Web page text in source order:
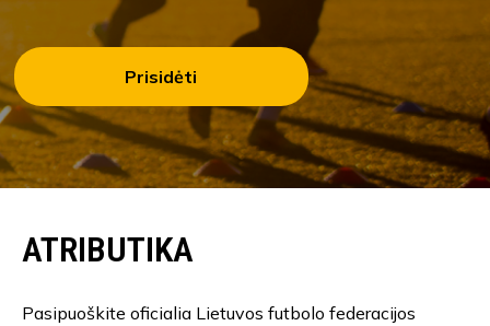
Prisidėti
ATRIBUTIKA
Pasipuoškite oficialia Lietuvos futbolo federacijos